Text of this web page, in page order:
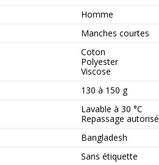
Homme
Manches courtes
Coton
Polyester
Viscose
130 à 150 g
Lavable à 30 °C
Repassage autorisé
Bangladesh
Sans étiquette